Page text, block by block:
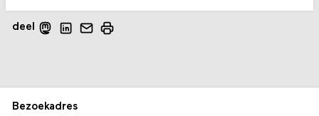
deel
Bezoekadres